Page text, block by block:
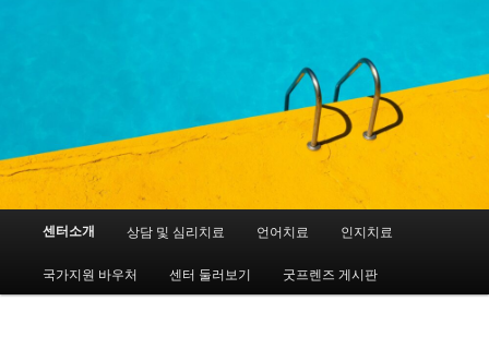
뉴
첫
번
센터소개 상담 및 심리치료 언어치료 인지치료
국가지원 바우처 센터 둘러보기 굿프렌즈 게시판